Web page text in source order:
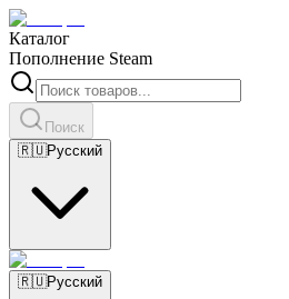
Каталог
Пополнение Steam
Поиск
🇷🇺Русский
🇷🇺Русский